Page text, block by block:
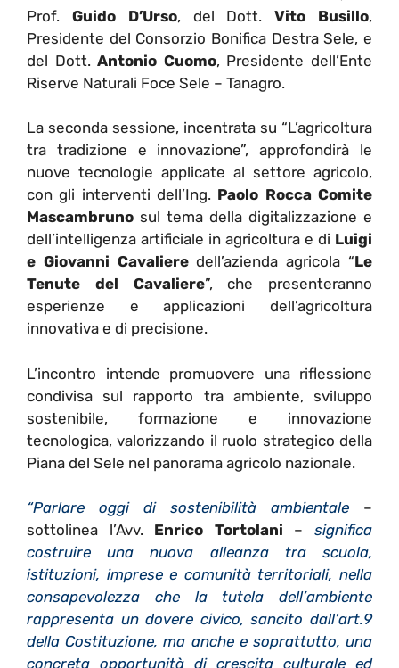
Prof. Guido D’Urso, del Dott.Vito Busillo,
Presidente del Consorzio Bonifica Destra Sele, e
del Dott.Antonio Cuomo, Presidente dell’Ente
Riserve Naturali Foce Sele – Tanagro.
La seconda sessione, incentrata su “L’agricoltura
tra tradizione e innovazione”, approfondirà le
nuove tecnologie applicate al settore agricolo,
con gli interventi dell’Ing. Paolo Rocca Comite
Mascambruno sul tema della digitalizzazione e
dell’intelligenza artificiale in agricoltura e di Luigi
e Giovanni Cavalieredell’azienda agricola “Le
Tenute del Cavaliere”, che presenteranno
esperienze e applicazioni dell’agricoltura
innovativa e di precisione.
L’incontro intende promuovere una riflessione
condivisa sul rapporto tra ambiente, sviluppo
sostenibile, formazione e innovazione
tecnologica, valorizzando il ruolo strategico della
Piana del Sele nel panorama agricolo nazionale.
“Parlare oggi di sostenibilità ambientale –
sottolinea l’Avv. Enrico Tortolani –significa
costruire una nuova alleanza tra scuola,
istituzioni, imprese e comunità territoriali, nella
consapevolezza che la tutela dell’ambiente
rappresenta un dovere civico, sancito dall’art.9
della Costituzione, ma anche e soprattutto, una
concreta opportunità di crescita culturale ed